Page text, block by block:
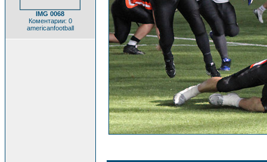
IMG 0068
Коментарии: 0
americanfootball